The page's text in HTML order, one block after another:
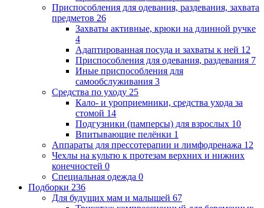
Приспособления для одевания, раздевания, захвата
предметов 26
Захваты активные, крюки на длинной ручке
4
Адаптированная посуда и захваты к ней 12
Приспособления для одевания, раздевания 7
Иные приспособления для
самообслуживания 3
Средства по уходу 25
Кало- и уроприемники, средства ухода за
стомой 14
Подгузники (памперсы) для взрослых 10
Впитывающие пелёнки 1
Аппараты для прессотерапии и лимфодренажа 12
Чехлы на культю к протезам верхних и нижних
конечностей 0
Специальная одежда 0
Подборки 236
Для будущих мам и малышей 67